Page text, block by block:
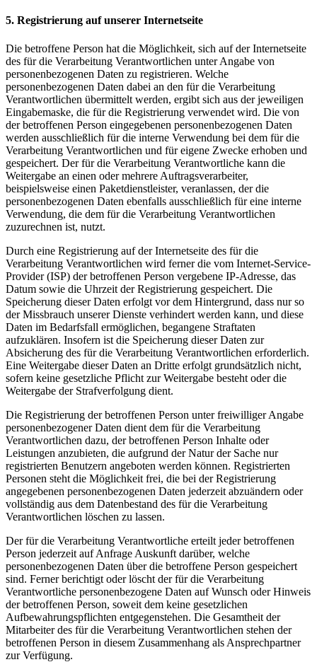
5. Registrierung auf unserer Internetseite
Die betroffene Person hat die Möglichkeit, sich auf der Internetseite
des für die Verarbeitung Verantwortlichen unter Angabe von
personenbezogenen Daten zu registrieren. Welche
personenbezogenen Daten dabei an den für die Verarbeitung
Verantwortlichen übermittelt werden, ergibt sich aus der jeweiligen
Eingabemaske, die für die Registrierung verwendet wird. Die von
der betroffenen Person eingegebenen personenbezogenen Daten
werden ausschließlich für die interne Verwendung bei dem für die
Verarbeitung Verantwortlichen und für eigene Zwecke erhoben und
gespeichert. Der für die Verarbeitung Verantwortliche kann die
Weitergabe an einen oder mehrere Auftragsverarbeiter,
beispielsweise einen Paketdienstleister, veranlassen, der die
personenbezogenen Daten ebenfalls ausschließlich für eine interne
Verwendung, die dem für die Verarbeitung Verantwortlichen
zuzurechnen ist, nutzt.
Durch eine Registrierung auf der Internetseite des für die
Verarbeitung Verantwortlichen wird ferner die vom Internet-Service-
Provider (ISP) der betroffenen Person vergebene IP-Adresse, das
Datum sowie die Uhrzeit der Registrierung gespeichert. Die
Speicherung dieser Daten erfolgt vor dem Hintergrund, dass nur so
der Missbrauch unserer Dienste verhindert werden kann, und diese
Daten im Bedarfsfall ermöglichen, begangene Straftaten
aufzuklären. Insofern ist die Speicherung dieser Daten zur
Absicherung des für die Verarbeitung Verantwortlichen erforderlich.
Eine Weitergabe dieser Daten an Dritte erfolgt grundsätzlich nicht,
sofern keine gesetzliche Pflicht zur Weitergabe besteht oder die
Weitergabe der Strafverfolgung dient.
Die Registrierung der betroffenen Person unter freiwilliger Angabe
personenbezogener Daten dient dem für die Verarbeitung
Verantwortlichen dazu, der betroffenen Person Inhalte oder
Leistungen anzubieten, die aufgrund der Natur der Sache nur
registrierten Benutzern angeboten werden können. Registrierten
Personen steht die Möglichkeit frei, die bei der Registrierung
angegebenen personenbezogenen Daten jederzeit abzuändern oder
vollständig aus dem Datenbestand des für die Verarbeitung
Verantwortlichen löschen zu lassen.
Der für die Verarbeitung Verantwortliche erteilt jeder betroffenen
Person jederzeit auf Anfrage Auskunft darüber, welche
personenbezogenen Daten über die betroffene Person gespeichert
sind. Ferner berichtigt oder löscht der für die Verarbeitung
Verantwortliche personenbezogene Daten auf Wunsch oder Hinweis
der betroffenen Person, soweit dem keine gesetzlichen
Aufbewahrungspflichten entgegenstehen. Die Gesamtheit der
Mitarbeiter des für die Verarbeitung Verantwortlichen stehen der
betroffenen Person in diesem Zusammenhang als Ansprechpartner
zur Verfügung.